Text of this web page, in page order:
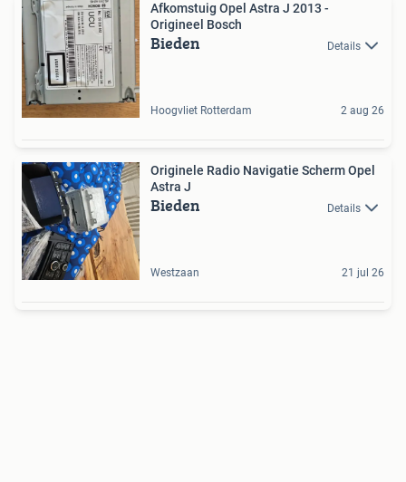
Afkomstuig Opel Astra J 2013 -
Origineel Bosch
Bieden Details
Hoogvliet Rotterdam 2 aug 26
Originele Radio Navigatie Scherm Opel
Astra J
Bieden Details
Westzaan 21 jul 26